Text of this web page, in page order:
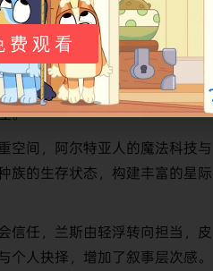
采用3D建模技术增强机械细
与光效渲染使战斗场面更具冲击
。
空间，阿尔特亚人的魔法科技与
族的生存状态，构建丰富的星际
信任，兰斯由轻浮转向担当，皮
人抉择，增加了叙事层次感。
费观看